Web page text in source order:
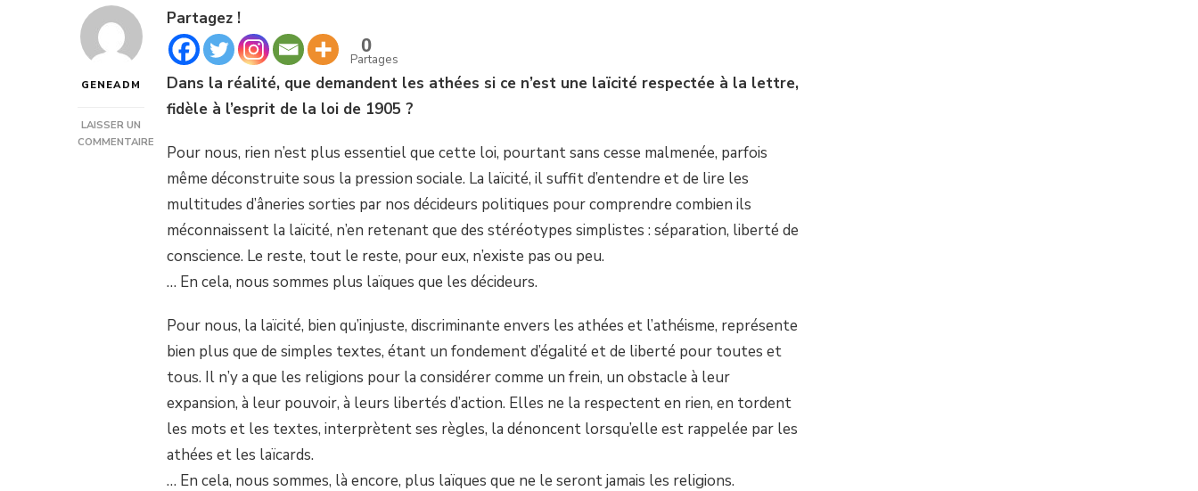
GENEADM
LAISSER UN
COMMENTAIRE
Partagez !
0
Partages
Dans la réalité, que demandent les athées si ce n’est une laïcité respectée à la lettre,
fidèle à l’esprit de la loi de 1905 ?
Pour nous, rien n’est plus essentiel que cette loi, pourtant sans cesse malmenée, parfois
même déconstruite sous la pression sociale. La laïcité, il suffit d’entendre et de lire les
multitudes d’âneries sorties par nos décideurs politiques pour comprendre combien ils
méconnaissent la laïcité, n’en retenant que des stéréotypes simplistes : séparation, liberté de
conscience. Le reste, tout le reste, pour eux, n’existe pas ou peu.
… En cela, nous sommes plus laïques que les décideurs.
Pour nous, la laïcité, bien qu’injuste, discriminante envers les athées et l’athéisme, représente
bien plus que de simples textes, étant un fondement d’égalité et de liberté pour toutes et
tous. Il n’y a que les religions pour la considérer comme un frein, un obstacle à leur
expansion, à leur pouvoir, à leurs libertés d’action. Elles ne la respectent en rien, en tordent
les mots et les textes, interprètent ses règles, la dénoncent lorsqu’elle est rappelée par les
athées et les laïcards.
… En cela, nous sommes, là encore, plus laïques que ne le seront jamais les religions.